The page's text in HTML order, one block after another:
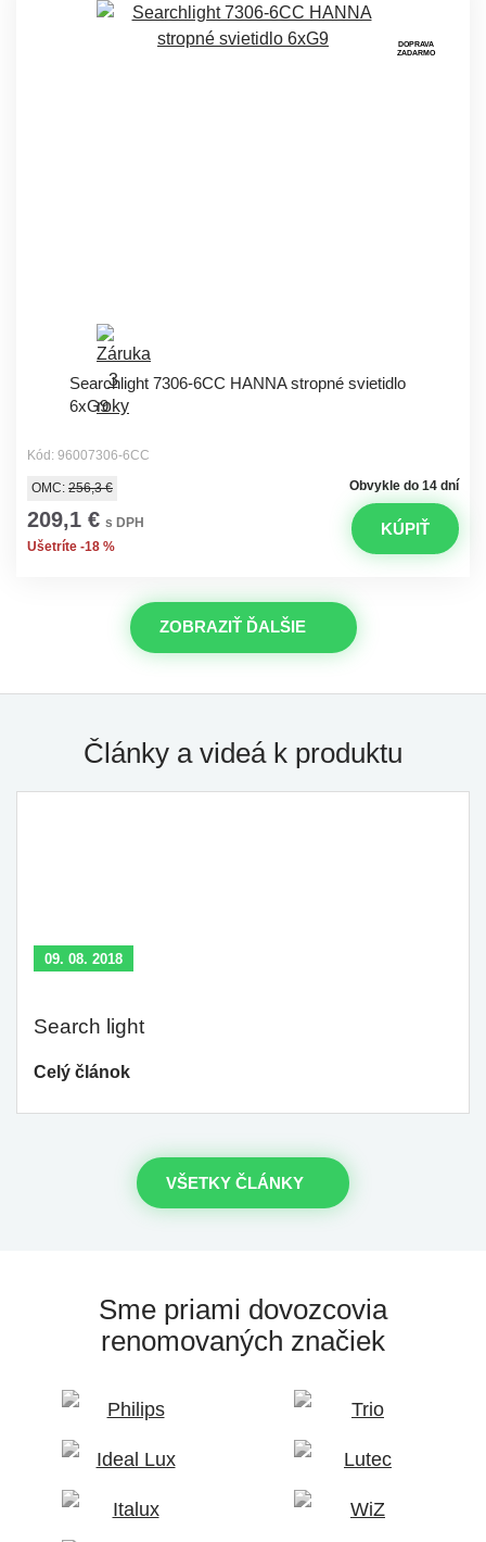
DOPRAVA
ZADARMO
Searchlight 7306-6CC HANNA stropné svietidlo
6xG9
Kód: 96007306-6CC
Obvykle do 14 dní
OMC: 256,3 €
209,1 € s DPH
Ušetríte -18 %
KÚPIŤ
ZOBRAZIŤ ĎALŠIE
Články a videá k produktu
09. 08. 2018
Search light
Celý článok
VŠETKY ČLÁNKY
Sme priami dovozcovia
renomovaných značiek